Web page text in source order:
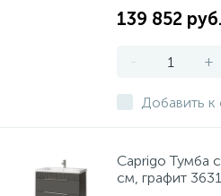
139 852 руб.
- +
Добавить
Caprigo Тумба
см, графит